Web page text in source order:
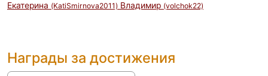
Eкатерина (KatiSmirnova2011) Владимир (volchok22)
Награды за достижения